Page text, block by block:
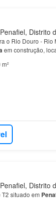
Distrito
o Rio Douro - Rio
em construção,
ampla, com
Distrito
situado em